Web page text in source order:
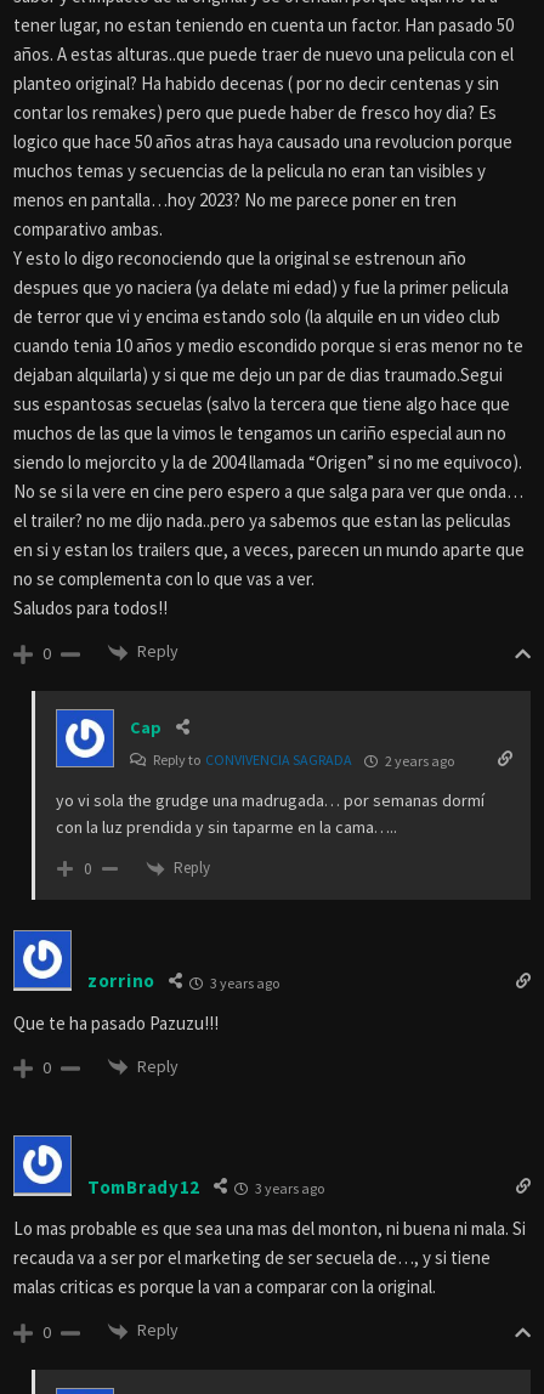
tener lugar, no estan teniendo en cuenta un factor. Han pasado 50
años. A estas alturas..que puede traer de nuevo una pelicula con el
planteo original? Ha habido decenas ( por no decir centenas y sin
contar los remakes) pero que puede haber de fresco hoy dia? Es
logico que hace 50 años atras haya causado una revolucion porque
muchos temas y secuencias de la pelicula no eran tan visibles y
menos en pantalla…hoy 2023? No me parece poner en tren
comparativo ambas.
Y esto lo digo reconociendo que la original se estrenoun año
despues que yo naciera (ya delate mi edad) y fue la primer pelicula
de terror que vi y encima estando solo (la alquile en un video club
cuando tenia 10 años y medio escondido porque si eras menor no te
dejaban alquilarla) y si que me dejo un par de dias traumado.Segui
sus espantosas secuelas (salvo la tercera que tiene algo hace que
muchos de las que la vimos le tengamos un cariño especial aun no
siendo lo mejorcito y la de 2004 llamada “Origen” si no me equivoco).
No se si la vere en cine pero espero a que salga para ver que onda…
el trailer? no me dijo nada..pero ya sabemos que estan las peliculas
en si y estan los trailers que, a veces, parecen un mundo aparte que
no se complementa con lo que vas a ver.
Saludos para todos!!
0 Reply
Cap
Reply to CONVIVENCIA SAGRADA 2 years ago
yo vi sola the grudge una madrugada… por semanas dormí
con la luz prendida y sin taparme en la cama…..
0 Reply
zorrino 3 years ago
Que te ha pasado Pazuzu!!!
0 Reply
TomBrady12 3 years ago
Lo mas probable es que sea una mas del monton, ni buena ni mala. Si
recauda va a ser por el marketing de ser secuela de…, y si tiene
malas criticas es porque la van a comparar con la original.
0 Reply